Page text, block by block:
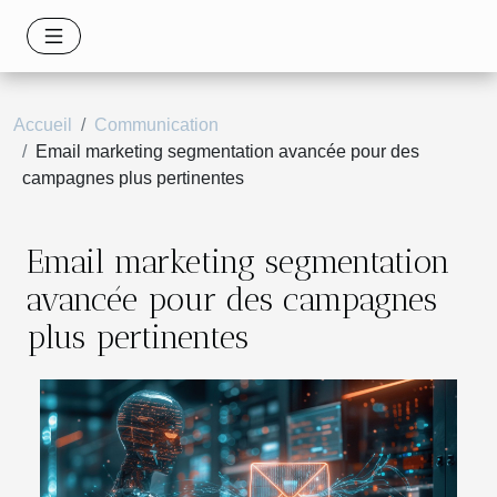
Accueil
Communication
Email marketing segmentation avancée pour des
campagnes plus pertinentes
Email marketing segmentation
avancée pour des campagnes
plus pertinentes